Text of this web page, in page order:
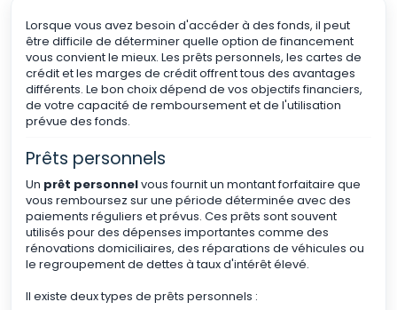
Lorsque vous avez besoin d'accéder à des fonds, il peut
être difficile de déterminer quelle option de financement
vous convient le mieux. Les prêts personnels, les cartes de
crédit et les marges de crédit offrent tous des avantages
différents. Le bon choix dépend de vos objectifs financiers,
de votre capacité de remboursement et de l'utilisation
prévue des fonds.
Prêts personnels
Un prêt personnelvous fournit un montant forfaitaire que
vous remboursez sur une période déterminée avec des
paiements réguliers et prévus. Ces prêts sont souvent
utilisés pour des dépenses importantes comme des
rénovations domiciliaires, des réparations de véhicules ou
le regroupement de dettes à taux d'intérêt élevé.
Il existe deux types de prêts personnels :